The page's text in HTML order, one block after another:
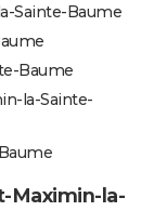
Sainte-Baume
Baume
la-Sainte-
Maximin-la-